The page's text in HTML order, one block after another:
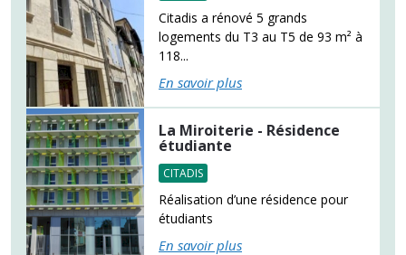
Citadis a rénové 5 grands
logements du T3 au T5 de 93 m² à
118...
En savoir plus
La Miroiterie - Résidence
étudiante
CITADIS
Réalisation d’une résidence pour
étudiants
En savoir plus